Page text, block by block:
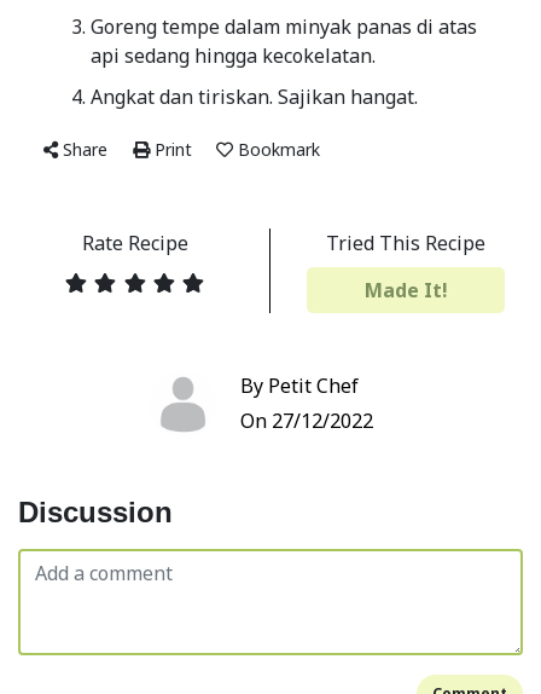
Goreng tempe dalam minyak panas di atas
api sedang hingga kecokelatan.
Angkat dan tiriskan. Sajikan hangat.
Share Print Bookmark
Rate Recipe
Tried This Recipe
Made It!
By Petit Chef
On 27/12/2022
Discussion